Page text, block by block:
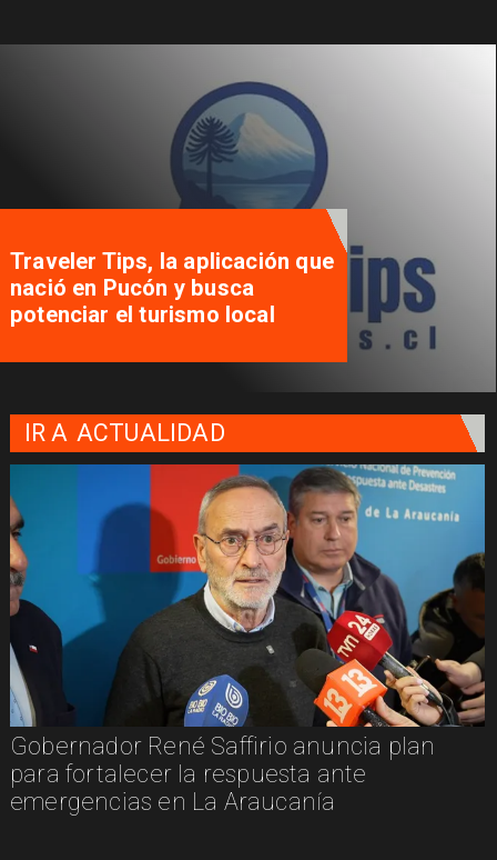
Traveler Tips, la aplicación que
nació en Pucón y busca
potenciar el turismo local
IR A ACTUALIDAD
Gobernador René Saffirio anuncia plan
para fortalecer la respuesta ante
emergencias en La Araucanía